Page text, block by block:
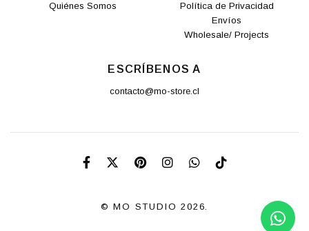
Quiénes Somos
Política de Privacidad
Envíos
Wholesale/ Projects
ESCRÍBENOS A
contacto@mo-store.cl
© MO STUDIO 2026.